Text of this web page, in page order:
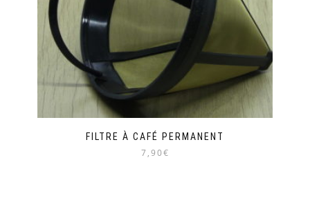
FILTRE À CAFÉ PERMANENT
7,90€